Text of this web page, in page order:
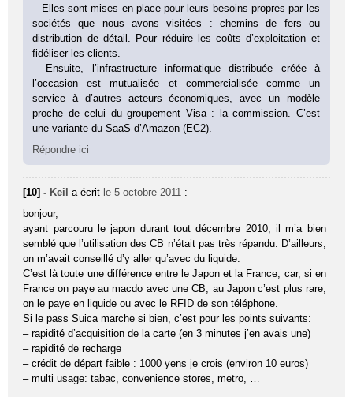
– Elles sont mises en place pour leurs besoins propres par les
sociétés que nous avons visitées : chemins de fers ou
distribution de détail. Pour réduire les coûts d’exploitation et
fidéliser les clients.
– Ensuite, l’infrastructure informatique distribuée créée à
l’occasion est mutualisée et commercialisée comme un
service à d’autres acteurs économiques, avec un modèle
proche de celui du groupement Visa : la commission. C’est
une variante du SaaS d’Amazon (EC2).
Répondre ici
[10] - Keil a écrit le 5 octobre 2011 :
bonjour,
ayant parcouru le japon durant tout décembre 2010, il m’a bien
semblé que l’utilisation des CB n’était pas très répandu. D’ailleurs,
on m’avait conseillé d’y aller qu’avec du liquide.
C’est là toute une différence entre le Japon et la France, car, si en
France on paye au macdo avec une CB, au Japon c’est plus rare,
on le paye en liquide ou avec le RFID de son téléphone.
Si le pass Suica marche si bien, c’est pour les points suivants:
– rapidité d’acquisition de la carte (en 3 minutes j’en avais une)
– rapidité de recharge
– crédit de départ faible : 1000 yens je crois (environ 10 euros)
– multi usage: tabac, convenience stores, metro, …